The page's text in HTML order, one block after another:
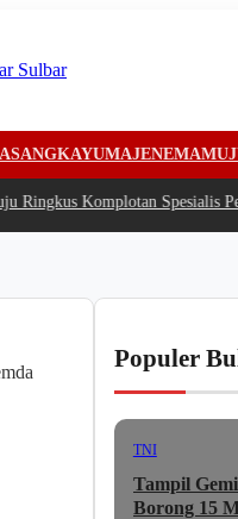
MAJENE
Komplotan Spesialis
Populer
TNI
Tampil
Borong 15